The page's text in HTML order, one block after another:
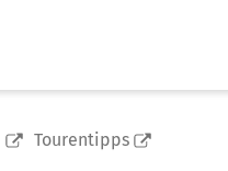
Tourentipps